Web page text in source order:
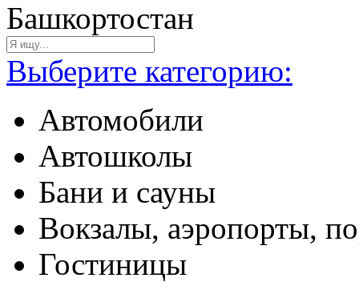
Башкортостан
Выберите категорию:
Автомобили
Автошколы
Бани и сауны
Вокзалы, аэропорты,
Гостиницы